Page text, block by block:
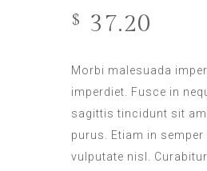
$ 37.20
Morbi malesuada
imperdiet. Fusce in
sagittis tincidunt sit
purus. Etiam in
vulputate nisl.